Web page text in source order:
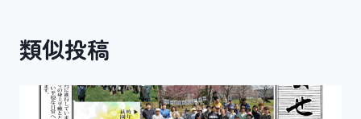
ー
類似投稿